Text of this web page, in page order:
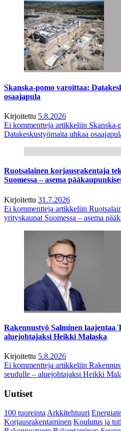
Skanska-pomo varoittaa:
osaajapula
Kirjoitettu 5.8.2026
Ei kommentteja artikkeliin Skanska-
Datakeskustyömaita uhkaa
Ruotsalainen korjausrakentaja
Suomessa – asema
Kirjoitettu 31.7.2026
Ei kommentteja artikkeliin
yrityskaupat Suomessa – asema
Rakennustyö Salminen laajentaa
aluejohtajaksi Heikki Malaska
Kirjoitettu 5.8.2026
Ei kommentteja artikkeliin
seudulle – aluejohtajaksi Heikki
Uutiset
100 tuoreintaArkkitehtuuri
Korjausrakentaminen Koulutus ja